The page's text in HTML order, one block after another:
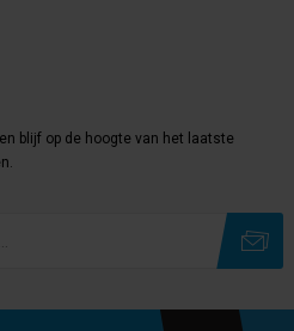
blijf op de hoogte van het laatste